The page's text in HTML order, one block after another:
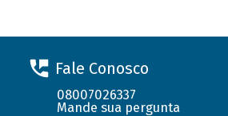
Fale Conosco
08007026337
Mande sua pergunta